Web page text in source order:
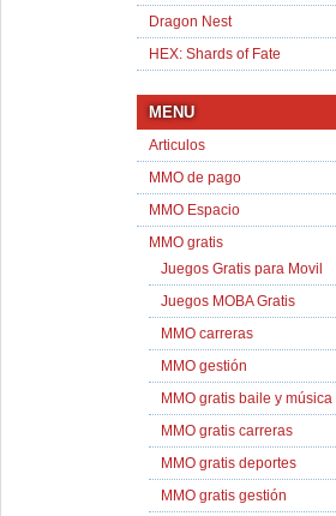
Dragon Nest
HEX: Shards of Fate
MENU
Articulos
MMO de pago
MMO Espacio
MMO gratis
Juegos Gratis para Movil
Juegos MOBA Gratis
MMO carreras
MMO gestión
MMO gratis baile y música
MMO gratis carreras
MMO gratis deportes
MMO gratis gestión